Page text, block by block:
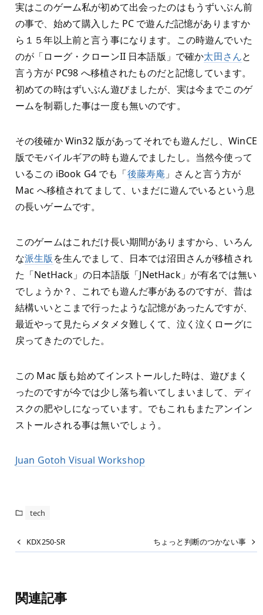
実はこのゲーム私が初めて出会ったのはもうずいぶん前
の事で、始めて購入した PC で遊んだ記憶がありますか
ら１５年以上前と言う事になります。この時遊んでいた
のが「ローグ・クローンII 日本語版」で確か太田さんと
言う方が PC98 へ移植されたものだと記憶しています。
初めての時はずいぶん遊びましたが、実は今までこのゲ
ームを制覇した事は一度も無いのです。
その後確か Win32 版があってそれでも遊んだし、WinCE
版でモバイルギアの時も遊んでましたし。当然今使って
いるこの iBook G4 でも「後藤寿庵 」さんと言う方が
Mac へ移植されてまして、いまだに遊んでいるという息
の長いゲームです。
このゲームはこれだけ長い期間がありますから、いろん
な派生版 を生んでまして、日本では沼田さんが移植され
た「NetHack」の日本語版「JNetHack」が有名では無い
でしょうか？、これでも遊んだ事があるのですが、昔は
結構いいとこまで行ったような記憶があったんですが、
最近やって見たらメタメタ難しくて、泣く泣くローグに
戻ってきたのでした。
この Mac 版も始めてインストールした時は、遊びまく
ったのですが今では少し落ち着いてしまいまして、ディ
スクの肥やしになっています。でもこれもまたアンイン
ストールされる事は無いでしょう。
Juan Gotoh Visual Workshop
tech
KDX250-SR ちょっと判断のつかない事
関連記事